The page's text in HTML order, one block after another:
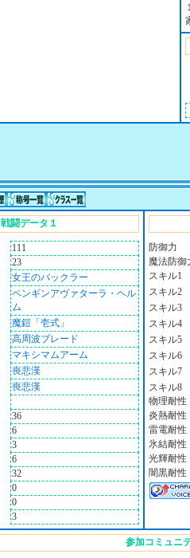
戦闘データ１
111
23
女王のバックラー
ペンギンアヴァターラ・ヘル
ム
魔鎧「壱式」
高周波ブレード
マキシマムアーム
喪悲漢
喪悲漢
36
6
3
6
32
0
0
3
防御力
魔法防御
スキル1
スキル2
スキル3
スキル4
スキル5
スキル6
スキル7
スキル8
物理耐性
炎熱耐性
雷電耐性
氷結耐性
光輝耐性
闇黒耐性
参加コミュニ